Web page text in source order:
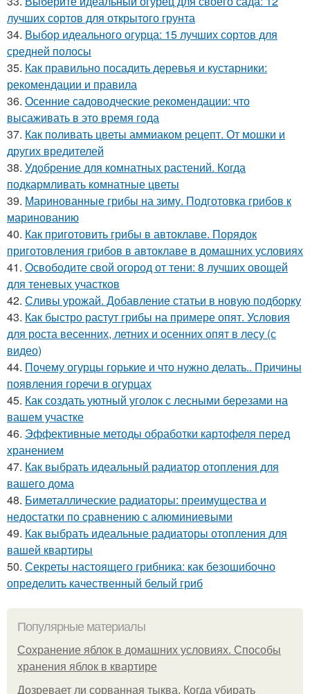
лучших сортов для открытого грунта
34. Выбор идеального огурца: 15 лучших сортов для
средней полосы
35. Как правильно посадить деревья и кустарники:
рекомендации и правила
36. Осенние садоводческие рекомендации: что
высаживать в это время года
37. Как поливать цветы аммиаком рецепт. От мошки и
других вредителей
38. Удобрение для комнатных растений. Когда
подкармливать комнатные цветы
39. Маринованные грибы на зиму. Подготовка грибов к
маринованию
40. Как приготовить грибы в автоклаве. Порядок
приготовления грибов в автоклаве в домашних условиях
41. Освободите свой огород от тени: 8 лучших овощей
для теневых участков
42. Сливы урожай. Добавление статьи в новую подборку
43. Как быстро растут грибы на примере опят. Условия
для роста весенних, летних и осенних опят в лесу (с
видео)
44. Почему огурцы горькие и что нужно делать.. Причины
появления горечи в огурцах
45. Как создать уютный уголок с лесными березами на
вашем участке
46. Эффективные методы обработки картофеля перед
хранением
47. Как выбрать идеальный радиатор отопления для
вашего дома
48. Биметаллические радиаторы: преимущества и
недостатки по сравнению с алюминиевыми
49. Как выбрать идеальные радиаторы отопления для
вашей квартиры
50. Секреты настоящего грибника: как безошибочно
определить качественный белый гриб
Популярные материалы
Сохранение яблок в домашних условиях. Способы
хранения яблок в квартире
Дозревает ли сорванная тыква. Когда убирать